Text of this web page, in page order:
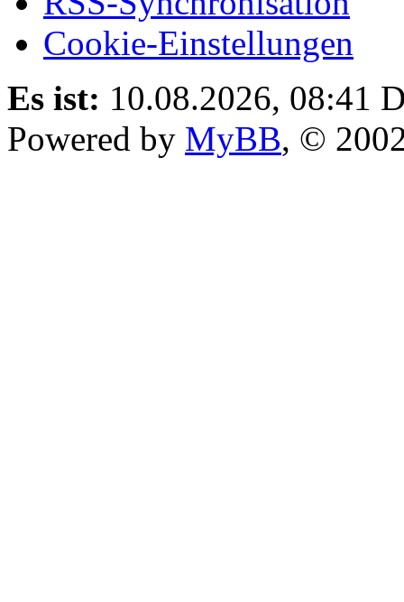
Cookie-Einstellungen
Es ist: 10.08.2026, 08:41
Powered by MyBB, ©